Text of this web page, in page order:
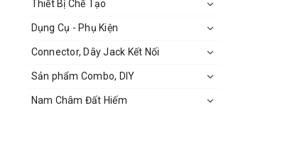
Thiết Bị Chế Tạo
Dụng Cụ - Phụ Kiện
Connector, Dây Jack Kết Nối
Sản phẩm Combo, DIY
Nam Châm Đất Hiếm